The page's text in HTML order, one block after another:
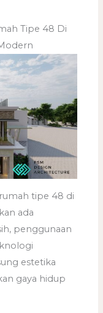
Tipe 48 Di
tipe 48 di
ada
penggunaan
estetika
gaya hidup